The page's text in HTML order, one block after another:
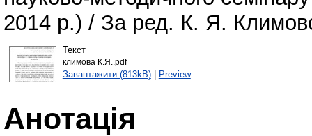
2014 р.) / За ред. К. Я.
Текст
климова К.Я..pdf
Завантажити (813kB)| Preview
Анотація